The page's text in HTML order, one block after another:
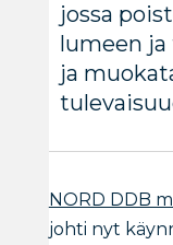
jossa
lumeen
ja
NORD DDB
johti nyt